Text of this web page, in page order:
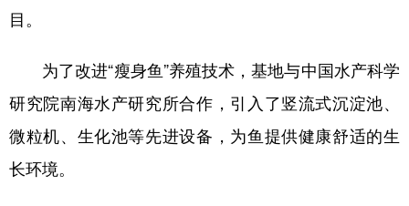
Deutsch Português
目。
为了改进“瘦身鱼”养殖技术，基地与中国水产科学
研究院南海水产研究所合作，引入了竖流式沉淀池、
微粒机、生化池等先进设备，为鱼提供健康舒适的生
长环境。